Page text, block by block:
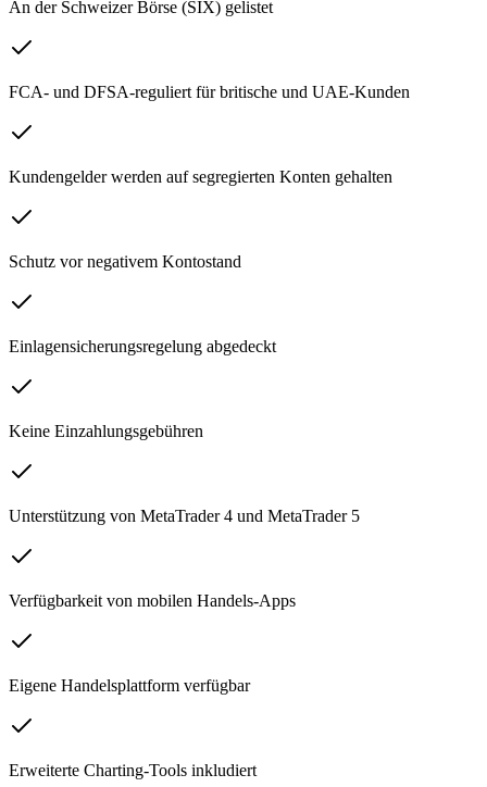
An der Schweizer Börse (SIX) gelistet
FCA- und DFSA-reguliert für britische und UAE-Kunden
Kundengelder werden auf segregierten Konten gehalten
Schutz vor negativem Kontostand
Einlagensicherungsregelung abgedeckt
Keine Einzahlungsgebühren
Unterstützung von MetaTrader 4 und MetaTrader 5
Verfügbarkeit von mobilen Handels-Apps
Eigene Handelsplattform verfügbar
Erweiterte Charting-Tools inkludiert